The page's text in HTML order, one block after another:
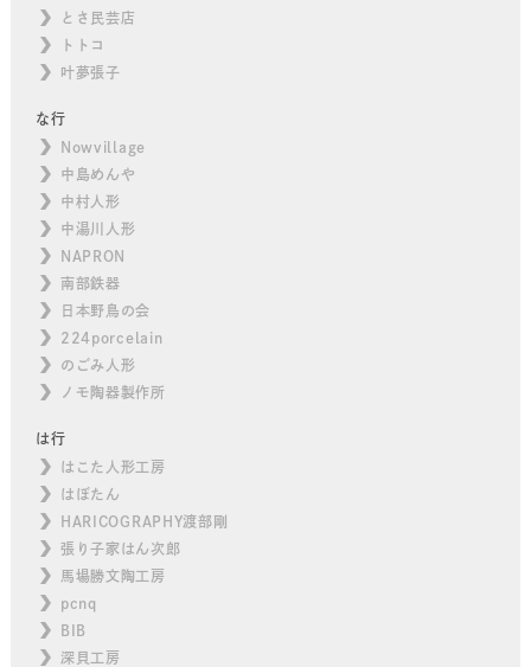
とさ民芸店
トトコ
叶夢張子
な行
Nowvillage
中島めんや
中村人形
中湯川人形
NAPRON
南部鉄器
日本野鳥の会
224porcelain
のごみ人形
ノモ陶器製作所
は行
はこた人形工房
はぼたん
HARICOGRAPHY渡部剛
張り子家はん次郎
馬場勝文陶工房
pcnq
BIB
深貝工房